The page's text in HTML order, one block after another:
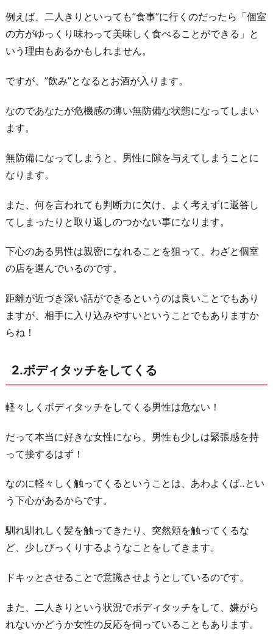
て
く
る
お
ん
ど
勧
め
く
る
5.
な
か
帰
う
し
い
お
り
に
例えば、二人きりといっても”食事”に行くのだったら「個室
の方がゆっくり味わって美味しく食べることができる」と
いう理由もあるかもしれません。
ですが、”飲み”となるとお酒が入ります。
なのであなたが危機感の薄い無防備な状態になってしまい
ます。
無防備になってしまうと、男性に隙を与えてしまうことに
なります。
また、何を言われても判断力に欠け、よく考えずに返答し
てしまったりと取り返しのつかない事になります。
下心のある男性は親密になれることを狙って、わざと個室
の店を選んでいるのです。
距離が近づき深い話ができるというのは良いことでもあり
ますが、相手に入り込みやすいということでもありますか
らね！
2.ボディタッチをしてくる
軽々しくボディタッチをしてくる男性は危ない！
だって本当に好きな女性になら、男性も少しは緊張感を持
って接するはず！
なのに軽々しく触ってくるということは、あわよくば‥とい
う下心があるからです。
馴れ馴れしく髪を触ってきたり、突然頬を触ってくるな
ど、少しびっくりするようなことをしてきます。
ドキッとさせることで意識させようとしているのです。
また、二人きりという状況でボディタッチをして、嫌がら
れないかどうか女性の反応を伺っていることもあります。